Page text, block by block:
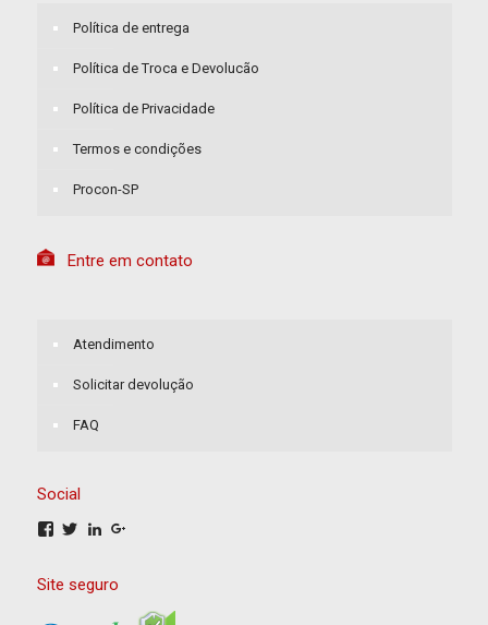
Política de entrega
Política de Troca e Devolucão
Política de Privacidade
Termos e condições
Procon-SP
Entre em contato
Atendimento
Solicitar devolução
FAQ
Social
Ver
Rhaz-
1681691318774667
Ver
lojarhaz
no
Ver
#
LinkedIn
8855@pages.plusgoogle.com
Site seguro